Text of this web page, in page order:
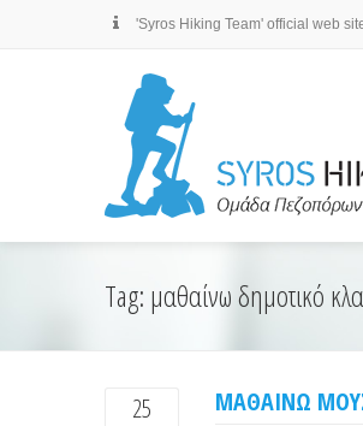
'Syros Hiking Team' official web
Tag: μαθαίνω δημοτικό
25 ΜΑΘΑΙΝΩ